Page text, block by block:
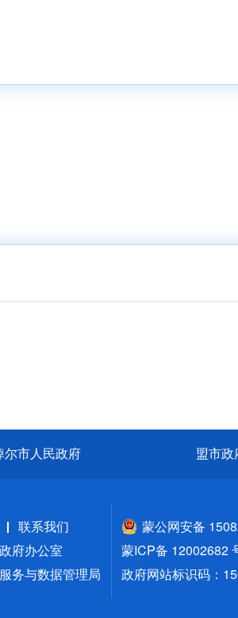
尔市人民政府 盟市政
联系我们
府办公室
务与数据管理局
蒙公网安备
蒙ICP备 12002682
政府网站标识码：